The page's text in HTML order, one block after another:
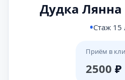
Дудка Лянна
Стаж 15
Приём в
2500 ₽